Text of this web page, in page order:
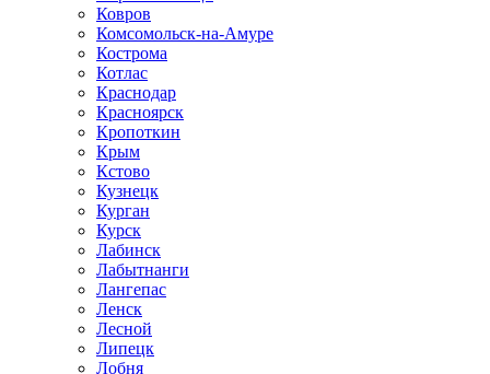
Ковров
Комсомольск-на-Амуре
Кострома
Котлас
Краснодар
Красноярск
Кропоткин
Крым
Кстово
Кузнецк
Курган
Курск
Лабинск
Лабытнанги
Лангепас
Ленск
Лесной
Липецк
Лобня